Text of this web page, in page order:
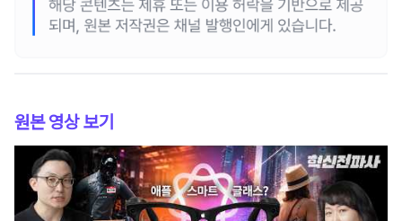
원본 영상 보기